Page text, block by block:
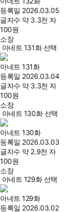
등록일 2026.03.05
글자수 약 3.3천 자
100원
소장
아네트 131화 선택
아네트 131화
등록일 2026.03.04
글자수 약 3.3천 자
100원
소장
아네트 130화 선택
아네트 130화
등록일 2026.03.03
글자수 약 2.9천 자
100원
소장
아네트 129화 선택
아네트 129화
등록일 2026.03.02